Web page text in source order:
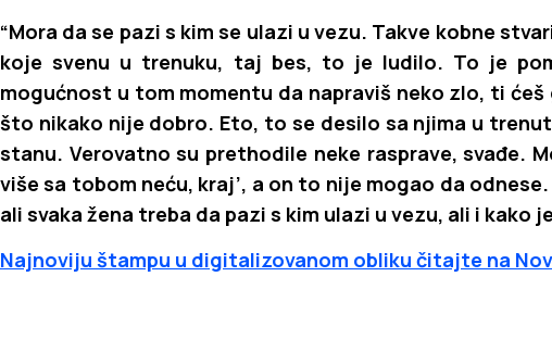
“Mora da se pazi s kim se ulazi u vezu. Takve kobne
koje svenu u trenuku, taj bes, to je ludilo. To je
mogućnost u tom momentu da napraviš neko zlo, ti
što nikako nije dobro. Eto, to se desilo sa njima u
stanu. Verovatno su prethodile neke rasprave, svađe.
više sa tobom neću, kraj’, a on to nije mogao da
ali svaka žena treba da pazi s kim ulazi u vezu, ali i kako
Najnoviju štampu u digitalizovanom obliku čitajte na